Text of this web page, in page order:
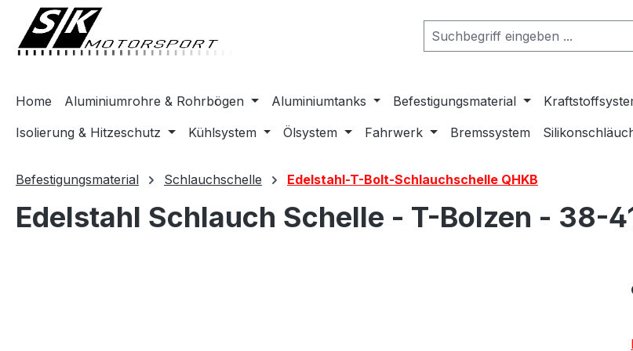
Zur Hauptnavigation springen
Home Aluminiumrohre & Rohrbögen Aluminiumtanks Befestigungsmaterial
Isolierung & Hitzeschutz
Kühlsystem Ölsystem Fahrwerk Bremssystem
Befestigungsmaterial Schlauchschelle Edelstahl-T-Bolt-Schlauchschelle QHKB
Edelstahl Schlauch Schelle - T-Bolzen - 38-